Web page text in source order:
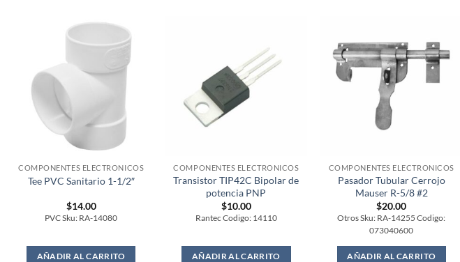
COMPONENTES ELECTRONICOS
Tee PVC Sanitario 1-1/2″
$14.00
PVC Sku: RA-14080
AÑADIR AL CARRITO
COMPONENTES ELECTRONICOS
Transistor TIP42C Bipolar de
potencia PNP
$10.00
Rantec Codigo: 14110
AÑADIR AL CARRITO
COMPONENTES ELECTRONICOS
Pasador Tubular Cerrojo
Mauser R-5/8 #2
$20.00
Otros Sku: RA-14255 Codigo:
073040600
AÑADIR AL CARRITO